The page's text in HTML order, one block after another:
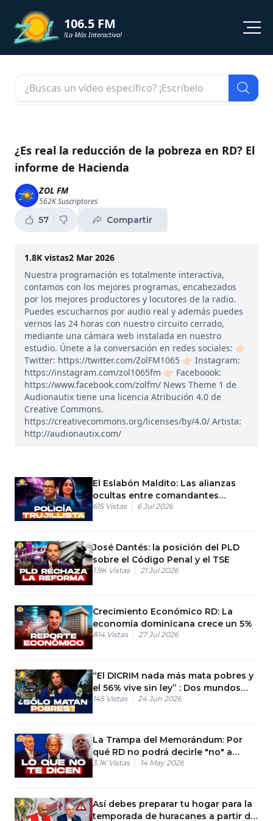
106.5 FM
!La Más Interactiva!
NOTICIAS
SHORTS
PODCAST
ZOL TV
¿Es real la reducción de la pobreza en RD? El
informe de Hacienda
ZOL FM
562KSuscriptores
57 Compartir
1.8K vistas2 Mar 2026
Nuestra programación es totalmente interactiva,
contamos con los mejores programas, encabezados
por los mejores productores y locutores de la radio.
Puedes escucharnos por audio real y además puedes
vernos las 24 horas con nuestro circuito cerrado,
mediante una cámara web instalada en nuestro
estudio. Únete a la conversación en redes sociales: 👉🏻
Twitter: https://twitter.com/ZolFM1065 👉🏻 Instagram:
https://instagram.com/zol1065fm 👉🏻 Faceboook:
https://www.facebook.com/zolfm/ News Theme 1 de
Audionautix tiene una licencia Atribución 4.0 de
Creative Commons.
https://creativecommons.org/licenses/by/4.0/ Artista:
http://audionautix.com/
El Eslabón Maldito: Las alianzas
ocultas entre comandantes
policiales y delincuentes
615 Vistas 6 Jul 2026
José Dantés: la posición del PLD
sobre el Código Penal y el TSE
1.9K Vistas 21 Jul 2026
Crecimiento Económico RD: La
economía dominicana crece un 5%
814 Vistas 27 Jul 2026
“El DICRIM nada más mata pobres y
el 56% vive sin ley” : Dos mundos
paralelos en RD
145 Vistas 24 Jun 2026
La Trampa del Memorándum: Por
qué RD no podrá decirle "no" a
Trump
3.1K Vistas 14 May 2026
Así debes preparar tu hogar para la
temporada de huracanes a partir de